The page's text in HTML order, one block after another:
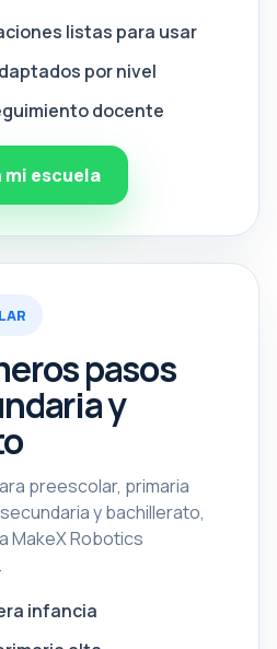
listas para usar
por nivel
docente
mi escuela
pasos
y
preescolar, primaria
y bachillerato,
MakeX Robotics
infancia